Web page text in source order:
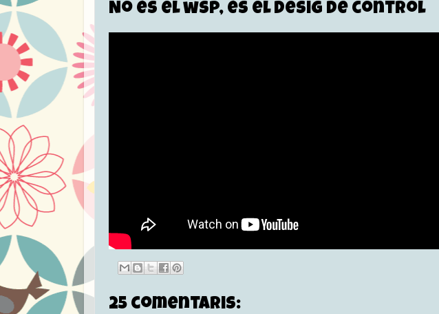
No és el wsp, és el desig de control
25 comentaris: